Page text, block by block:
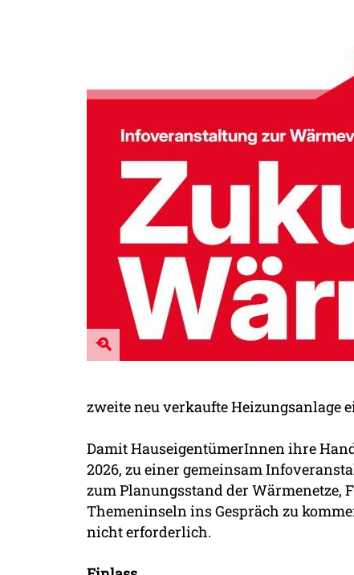
zweite neu verkaufte Heizungsanlage
Damit HauseigentümerInnen ihre
2026, zu einer gemeinsam
zum Planungsstand der
Themeninseln ins Gespräch zu
nicht erforderlich.